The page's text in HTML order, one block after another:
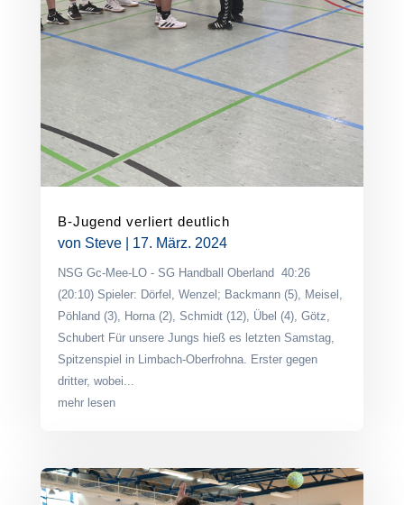
B-Jugend verliert deutlich
von Steve| 17. März. 2024
NSG Gc-Mee-LO - SG Handball Oberland 40:26
(20:10) Spieler: Dörfel, Wenzel; Backmann (5), Meisel,
Pöhland (3), Horna (2), Schmidt (12), Übel (4), Götz,
Schubert Für unsere Jungs hieß es letzten Samstag,
Spitzenspiel in Limbach-Oberfrohna. Erster gegen
dritter, wobei...
mehr lesen